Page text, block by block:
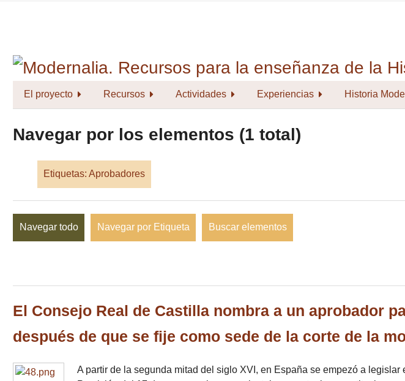
El proyecto Recursos Actividades Experiencias Historia
Navegar por los elementos (1 total)
Etiquetas: Aprobadores
Navegar todo Navegar por Etiqueta Buscar elementos
El Consejo Real de Castilla nombra a un aprobador
después de que se fije como sede de la corte de la
A partir de la segunda mitad del siglo XVI, en España se empezó a